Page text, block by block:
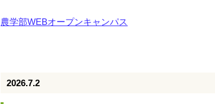
農学部WEBオープンキャンパス
2026.7.2